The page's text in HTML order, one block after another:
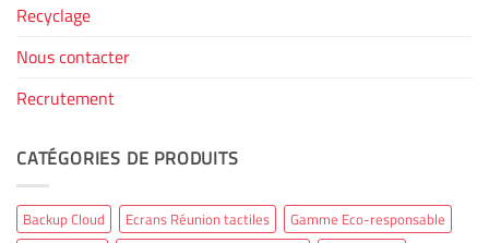
Recyclage
Nous contacter
Recrutement
CATÉGORIES DE PRODUITS
Backup Cloud Ecrans Réunion tactiles
Gamme Eco-responsable